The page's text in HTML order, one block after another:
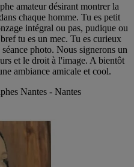
amateur désirant montrer la
chaque homme. Tu es petit
intégral ou pas, pudique ou
tu es un mec. Tu es curieux
photo. Nous signerons un
et le droit à l'image. A bientôt
ambiance amicale et cool.
Nantes - Nantes